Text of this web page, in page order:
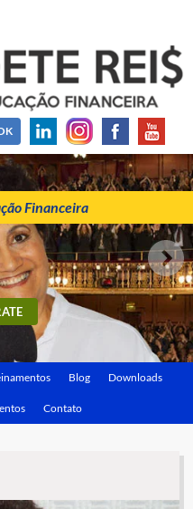
REIS
Financeira
Financeira
Blog Downloads
Contato